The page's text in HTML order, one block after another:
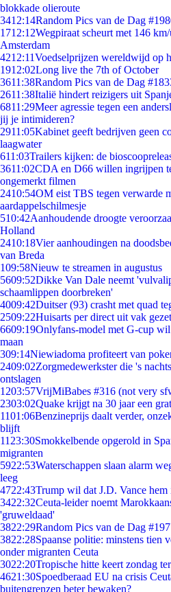
blokkade olieroute
3412:14Random Pics van de Dag
1712:12Wegpiraat scheurt met 146
Amsterdam
4212:11Voedselprijzen wereldwijd op
1912:02Long live the 7th of October
3611:38Random Pics van de Dag
2611:38Italië hindert reizigers uit
6811:29Meer agressie tegen een
jij je intimideren?
2911:05Kabinet geeft bedrijven geen
laagwater
611:03Trailers kijken: de
3611:02CDA en D66 willen ingrijpen
ongemerkt filmen
2410:54OM eist TBS tegen verwarde
aardappelschilmesje
510:42Aanhoudende droogte
Holland
2410:18Vier aanhoudingen na
van Breda
109:58Nieuw te streamen in augustus
5609:52Dikke Van Dale neemt
schaamlippen doorbreken'
4009:42Duitser (93) crasht met quad
2509:22Huisarts per direct uit vak
6609:19Onlyfans-model met G-cup
maan
309:14Niewiadoma profiteert van
2409:02Zorgmedewerkster die 's
ontslagen
1203:57VrijMiBabes #316 (not very
2303:02Quake krijgt na 30 jaar een
1101:06Benzineprijs daalt verder,
blijft
11 23:30Smokkelbende opgerold in
migranten
5922:53Waterschappen slaan alarm
leeg
4722:43Trump wil dat J.D. Vance
3422:32Ceuta-leider noemt
'gruweldaad'
3822:29Random Pics van de Dag
3822:28Spaanse politie: minstens tien
onder migranten Ceuta
3022:20Tropische hitte keert zondag
4621:30Spoedberaad EU na crisis
buitengrenzen beter bewaken?